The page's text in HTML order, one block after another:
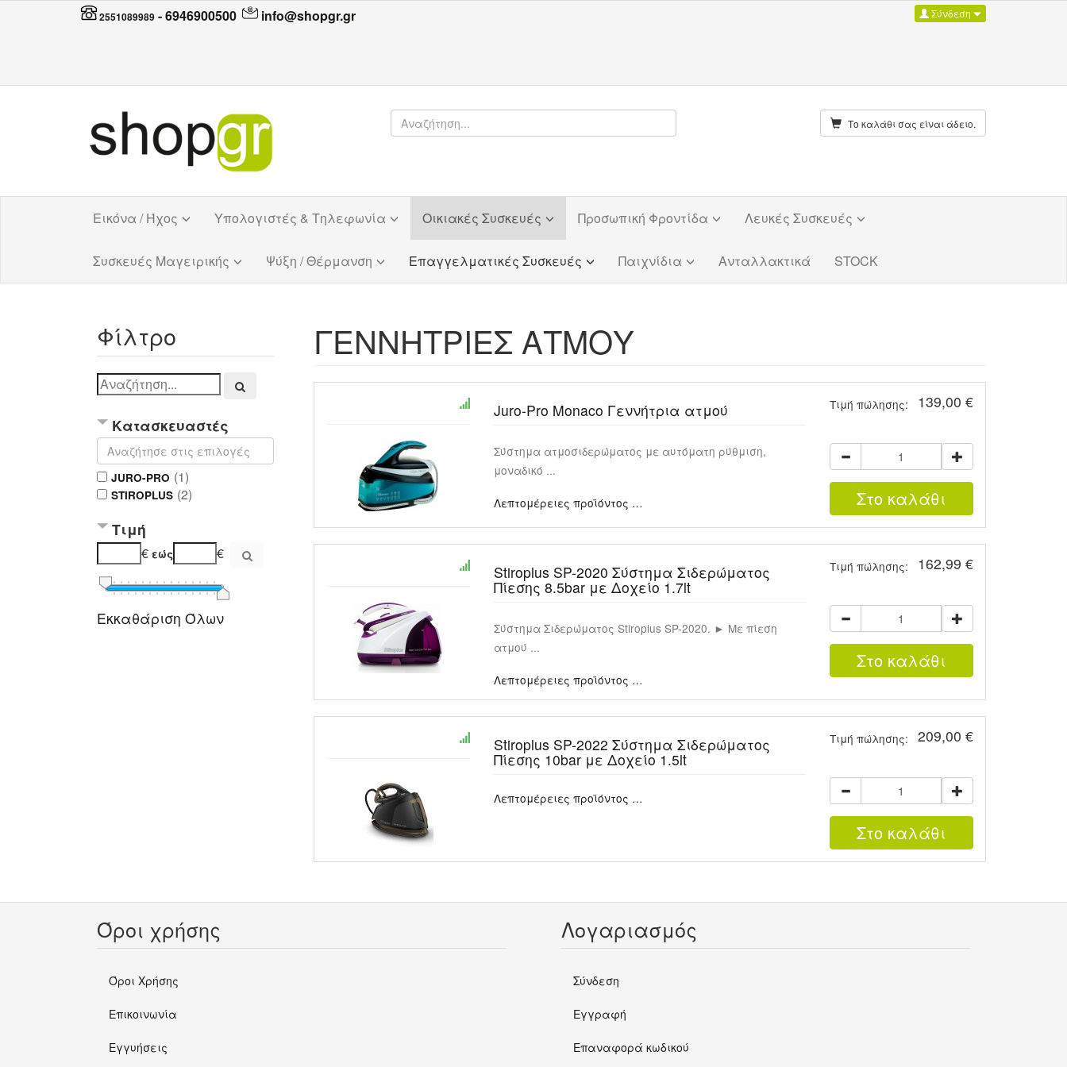
2551089989 -6946900500 info@shopgr.gr Σύνδεση
Το καλάθι σας είναι άδειο.
Εικόνα / Ήχος Υπολογιστές & Τηλεφωνία Οικιακές Συσκευές Προσωπική Φροντίδα Λευκές Συσκευές
Συσκευές Μαγειρικής Ψύξη / Θέρμανση Επαγγελματικές Συσκευές Παιχνίδια Ανταλλακτικά STOCK
ΓΕΝΝΗΤΡΙΕΣ ΑΤΜΟΥ
Juro-Pro Monaco Γεννήτρια ατμού
Σύστημα ατμοσιδερώματος με αυτόματη ρύθμιση,
μοναδικό ...
Λεπτομέρειες προϊόντος …
Τιμή πώλησης: 139,00 €
Stiroplus SP-2020 Σύστημα Σιδερώματος
Πίεσης 8.5bar με Δοχείο 1.7lt
Σύστημα Σιδερώματος Stiroplus SP-2020. ► Με πίεση
ατμού ...
Λεπτομέρειες προϊόντος …
Τιμή πώλησης: 162,99 €
Stiroplus SP-2022 Σύστημα Σιδερώματος
Πίεσης 10bar με Δοχείο 1.5lt
Λεπτομέρειες προϊόντος …
Τιμή πώλησης: 209,00 €
Φίλτρο
Κατασκευαστές
JURO-PRO (1)
STIROPLUS (2)
Τιμή
€ εώς €
Εκκαθάριση Όλων
Όροι χρήσης
Όροι Χρήσης
Επικοινωνία
Εγγυήσεις
Λογαριασμός
Σύνδεση
Εγγραφή
Επαναφορά κωδικού